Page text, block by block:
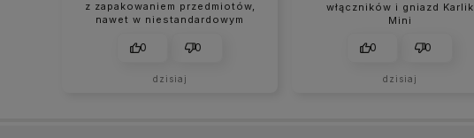
z zapakowaniem przedmiotów,
nawet w niestandardowym
0 0
dzisiaj
włączników i gniazd Karlik
Mini
0 0
dzisiaj